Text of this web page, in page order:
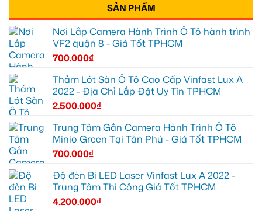
SẢN PHẨM
Nơi Lắp Camera Hành Trình Ô Tô hành trình
VF2 quận 8 - Giá Tốt TPHCM
700.000₫
Thảm Lót Sàn Ô Tô Cao Cấp Vinfast Lux A
2022 - Địa Chỉ Lắp Đặt Uy Tín TPHCM
2.500.000₫
Trung Tâm Gắn Camera Hành Trình Ô Tô
Minio Green Tại Tân Phú - Giá Tốt TPHCM
700.000₫
Độ đèn Bi LED Laser Vinfast Lux A 2022 -
Trung Tâm Thi Công Giá Tốt TPHCM
4.200.000₫